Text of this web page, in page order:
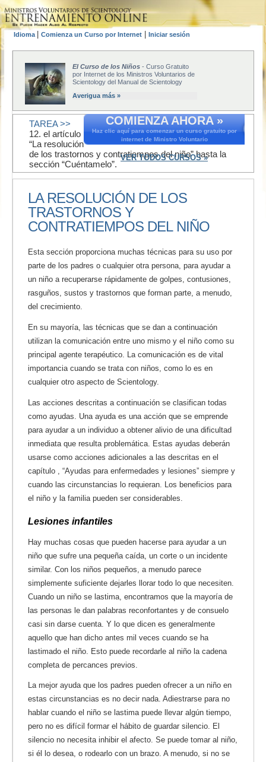
Idioma Comienza un Curso por Internet Iniciar sesión
El Curso de los Niños - Curso Gratuito
por Internet de los Ministros Voluntarios de
Scientology del Manual de Scientology
Averigua más »
COMIENZA AHORA »
Haz clic aquí para comenzar un curso gratuito por
internet de Ministro Voluntario
VER TODOS CURSOS »
TAREA >>
12. el artículo
“La resolución
de los trastornos y contratiempos del niño” hasta la
sección “Cuéntamelo”.
LA RESOLUCIÓN DE LOS
TRASTORNOS Y
CONTRATIEMPOS DEL NIÑO
Esta sección proporciona muchas técnicas para su uso por
parte de los padres o cualquier otra persona, para ayudar a
un niño a recuperarse rápidamente de golpes, contusiones,
rasguños, sustos y trastornos que forman parte, a menudo,
del crecimiento.
En su mayoría, las técnicas que se dan a continuación
utilizan la comunicación entre uno mismo y el niño como su
principal agente terapéutico. La comunicación es de vital
importancia cuando se trata con niños, como lo es en
cualquier otro aspecto de Scientology.
Las acciones descritas a continuación se clasifican todas
como ayudas. Una ayuda es una acción que se emprende
para ayudar a un individuo a obtener alivio de una dificultad
inmediata que resulta problemática. Estas ayudas deberán
usarse como acciones adicionales a las descritas en el
capítulo , “Ayudas para enfermedades y lesiones” siempre y
cuando las circunstancias lo requieran. Los beneficios para
el niño y la familia pueden ser considerables.
Lesiones infantiles
Hay muchas cosas que pueden hacerse para ayudar a un
niño que sufre una pequeña caída, un corte o un incidente
similar. Con los niños pequeños, a menudo parece
simplemente suficiente dejarles llorar todo lo que necesiten.
Cuando un niño se lastima, encontramos que la mayoría de
las personas le dan palabras reconfortantes y de consuelo
casi sin darse cuenta. Y lo que dicen es generalmente
aquello que han dicho antes mil veces cuando se ha
lastimado el niño. Esto puede recordarle al niño la cadena
completa de percances previos.
La mejor ayuda que los padres pueden ofrecer a un niño en
estas circunstancias es no decir nada. Adiestrarse para no
hablar cuando el niño se lastima puede llevar algún tiempo,
pero no es difícil formar el hábito de guardar silencio. El
silencio no necesita inhibir el afecto. Se puede tomar al niño,
si él lo desea, o rodearlo con un brazo. A menudo, si no se